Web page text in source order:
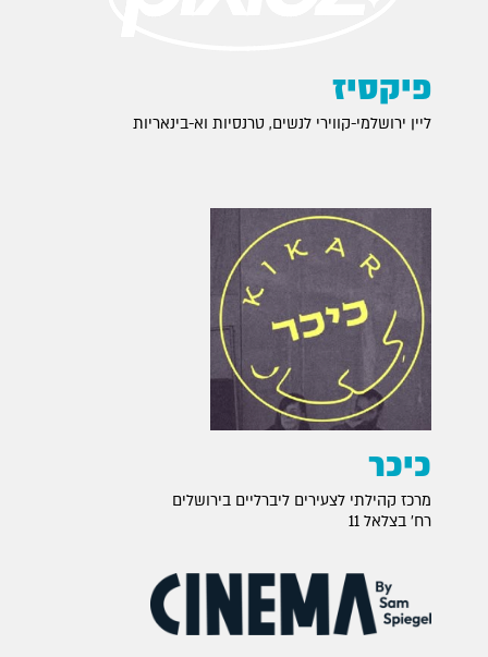
פיקסיז
ליין ירושלמי-קווירי לנשים, טרנסיות וא-בינאריות
כיכר
מרכז קהילתי לצעירים ליברליים בירושלים
רח׳ בצלאל 11